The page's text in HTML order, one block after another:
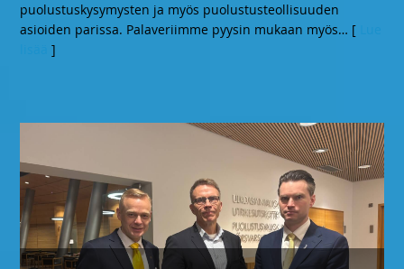
puolustuskysymysten ja myös puolustusteollisuuden
asioiden parissa. Palaveriimme pyysin mukaan myös… [
]